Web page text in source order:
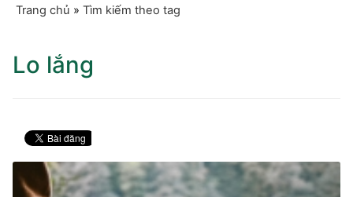
Trang chủ » Tìm kiếm theo tag
Lo lắng